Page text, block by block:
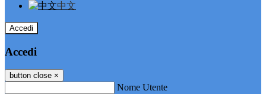
中文
Accedi
Accedi
button close ×
Nome Utente